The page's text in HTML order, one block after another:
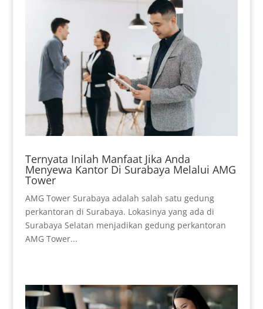
Ternyata Inilah Manfaat Jika Anda
Menyewa Kantor Di Surabaya Melalui AMG
Tower
AMG Tower Surabaya adalah salah satu gedung
perkantoran di Surabaya. Lokasinya yang ada di
Surabaya Selatan menjadikan gedung perkantoran
AMG Tower...